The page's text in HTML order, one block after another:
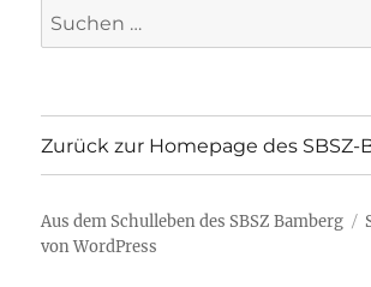
Suchen
nach:
Zurück zur Homepage des SBSZ-
Aus dem Schulleben des SBSZ Bamberg
von WordPress